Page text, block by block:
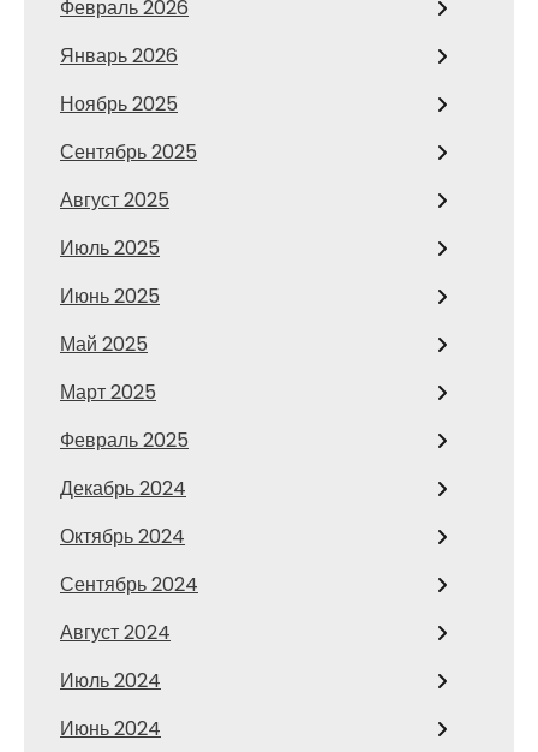
Февраль 2026
Январь 2026
Ноябрь 2025
Сентябрь 2025
Август 2025
Июль 2025
Июнь 2025
Май 2025
Март 2025
Февраль 2025
Декабрь 2024
Октябрь 2024
Сентябрь 2024
Август 2024
Июль 2024
Июнь 2024